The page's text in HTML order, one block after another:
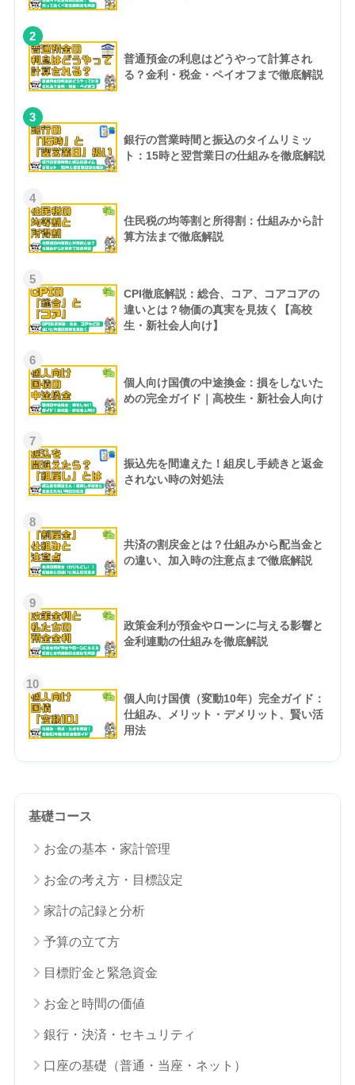
2
普通預金の利息はどうやって計算され
る？金利・税金・ペイオフまで徹底解説
3
銀行の営業時間と振込のタイムリミッ
ト：15時と翌営業日の仕組みを徹底解説
4
住民税の均等割と所得割：仕組みから計
算方法まで徹底解説
5
CPI徹底解説：総合、コア、コアコアの
違いとは？物価の真実を見抜く【高校
生・新社会人向け】
6
個人向け国債の中途換金：損をしないた
めの完全ガイド｜高校生・新社会人向け
7
振込先を間違えた！組戻し手続きと返金
されない時の対処法
8
共済の割戻金とは？仕組みから配当金と
の違い、加入時の注意点まで徹底解説
9
政策金利が預金やローンに与える影響と
金利連動の仕組みを徹底解説
10
個人向け国債（変動10年）完全ガイド：
仕組み、メリット・デメリット、賢い活
用法
基礎コース
お金の基本・家計管理
お金の考え方・目標設定
家計の記録と分析
予算の立て方
目標貯金と緊急資金
お金と時間の価値
銀行・決済・セキュリティ
口座の基礎（普通・当座・ネット）